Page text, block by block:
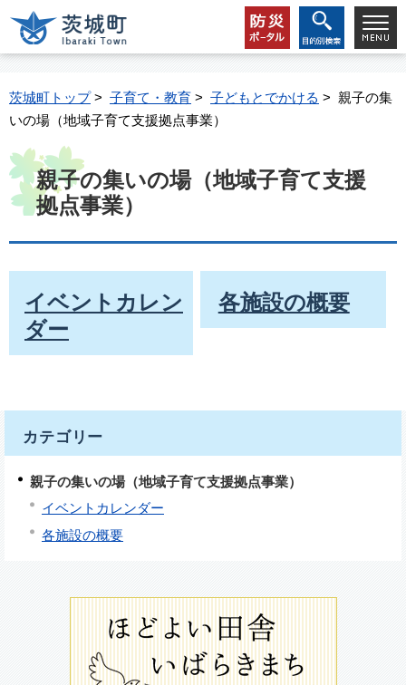
茨城町トップ> 子育て・教育 > 子どもとでかける > 親子の集
いの場（地域子育て支援拠点事業）
親子の集いの場（地域子育て支援
拠点事業）
イベントカレン
ダー
各施設の概要
カテゴリー
親子の集いの場（地域子育て支援拠点事業）
イベントカレンダー
各施設の概要